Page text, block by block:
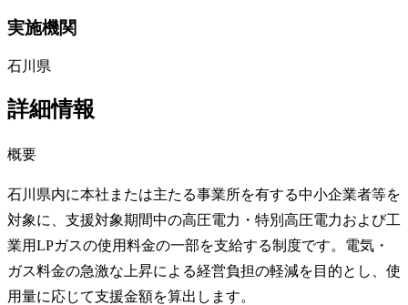
実施機関
石川県
詳細情報
概要
石川県内に本社または主たる事業所を有する中小企業者等を
対象に、支援対象期間中の高圧電力・特別高圧電力および工
業用LPガスの使用料金の一部を支給する制度です。電気・
ガス料金の急激な上昇による経営負担の軽減を目的とし、使
用量に応じて支援金額を算出します。